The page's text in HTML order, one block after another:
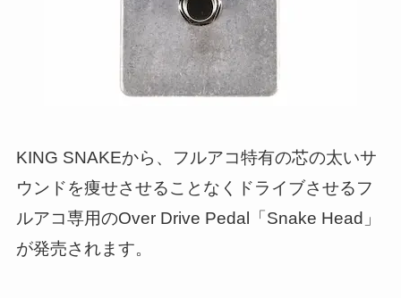
KING SNAKEから、フルアコ特有の芯の太いサ
ウンドを痩せさせることなくドライブさせるフ
ルアコ専用のOver Drive Pedal「Snake Head」
が発売されます。